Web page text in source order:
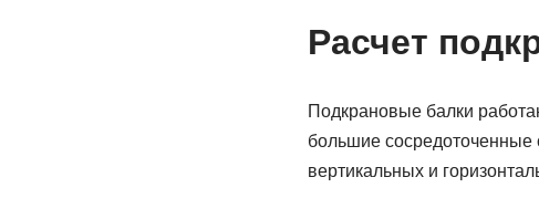
Расчет
Подкрановые балки
большие
вертикальных и